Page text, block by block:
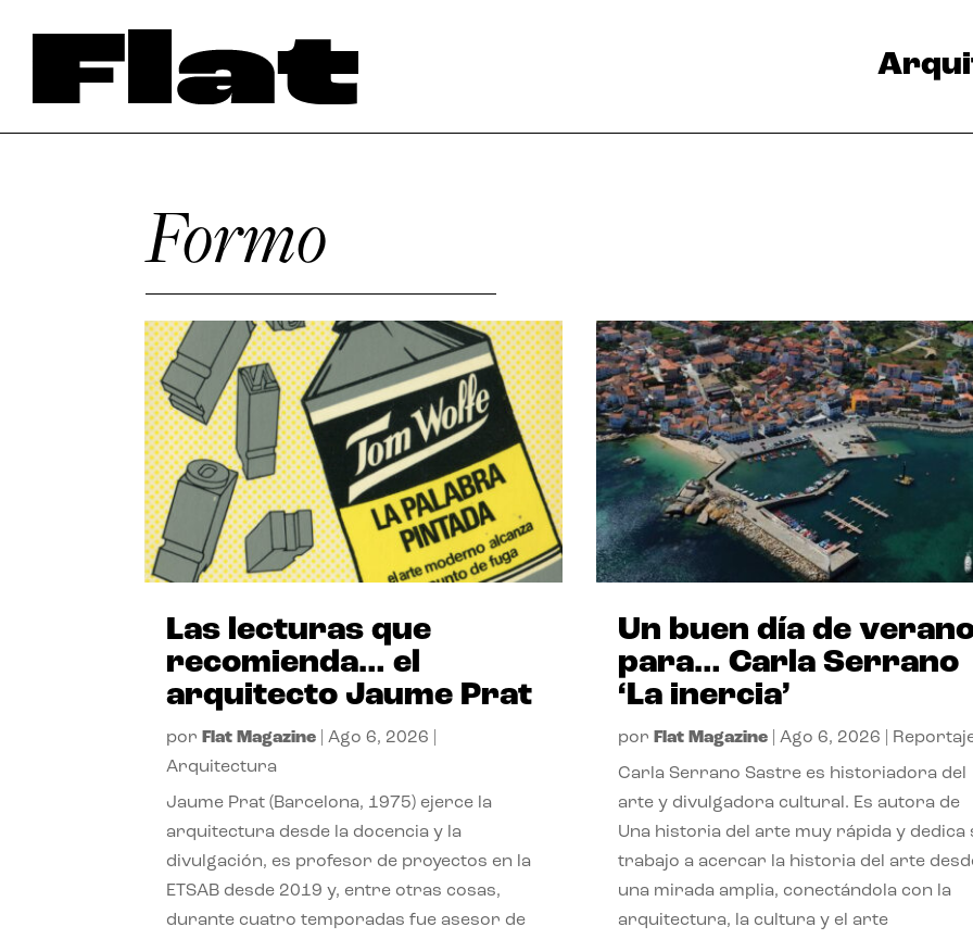
Formo
Las lecturas que
recomienda… el
arquitecto Jaume Prat
por Flat Magazine |Ago 6, 2026
Arquitectura
Jaume Prat (Barcelona, 1975) ejerce la
arquitectura desde la docencia y la
divulgación, es profesor de proyectos en la
ETSAB desde 2019 y, entre otras cosas,
durante cuatro temporadas fue asesor de
Un buen día de
para… Carla Serrano
‘La inercia’
por Flat Magazine| Ago 6, 2026
Carla Serrano Sastre es historiadora del
arte y divulgadora cultural. Es autora de
Una historia del arte muy rápida y dedica
trabajo a acercar la historia del arte
una mirada amplia, conectándola con la
arquitectura, la cultura y el arte